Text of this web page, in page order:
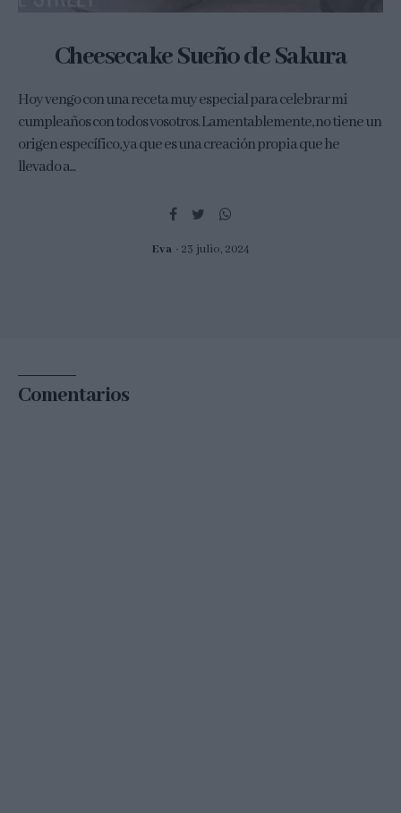
Cheesecake Sueño de Sakura
Hoy vengo con una receta muy especial para celebrar mi
cumpleaños con todos vosotros. Lamentablemente, no tiene un
origen específico, ya que es una creación propia que he
llevado a...
Eva 23 julio, 2024
Comentarios